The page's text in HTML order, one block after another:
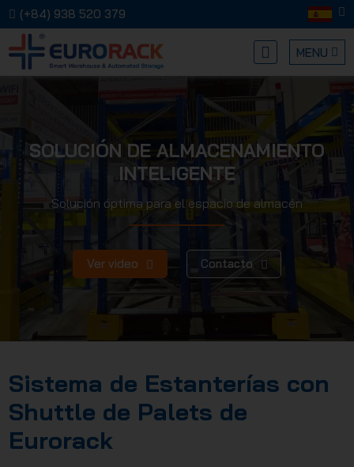
(+84) 938 520 379
MENU
JSC
SOLUCIÓN DE ALMACENAMIENTO
INTELIGENTE
Solución óptima para el espacio de almacén
Ver video Contacto
Sistema de Estanterías con
Shuttle de Palets de
Eurorack